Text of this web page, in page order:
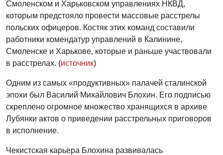
Смоленском и Харьковском управлениях НКВД,
которым предстояло провести массовые расстрелы
польских офицеров. Костяк этих команд составили
работники комендатур управлений в Калинине,
Смоленске и Харькове, которые и раньше участвовали
в расстрелах. (источник)
Одним из самых «продуктивных» палачей сталинской
эпохи был Василий Михайлович Блохин. Его подписью
скреплено огромное множество хранящихся в архиве
Лубянки актов о приведении расстрельных приговоров
в исполнение.
Чекистская карьера Блохина развивалась